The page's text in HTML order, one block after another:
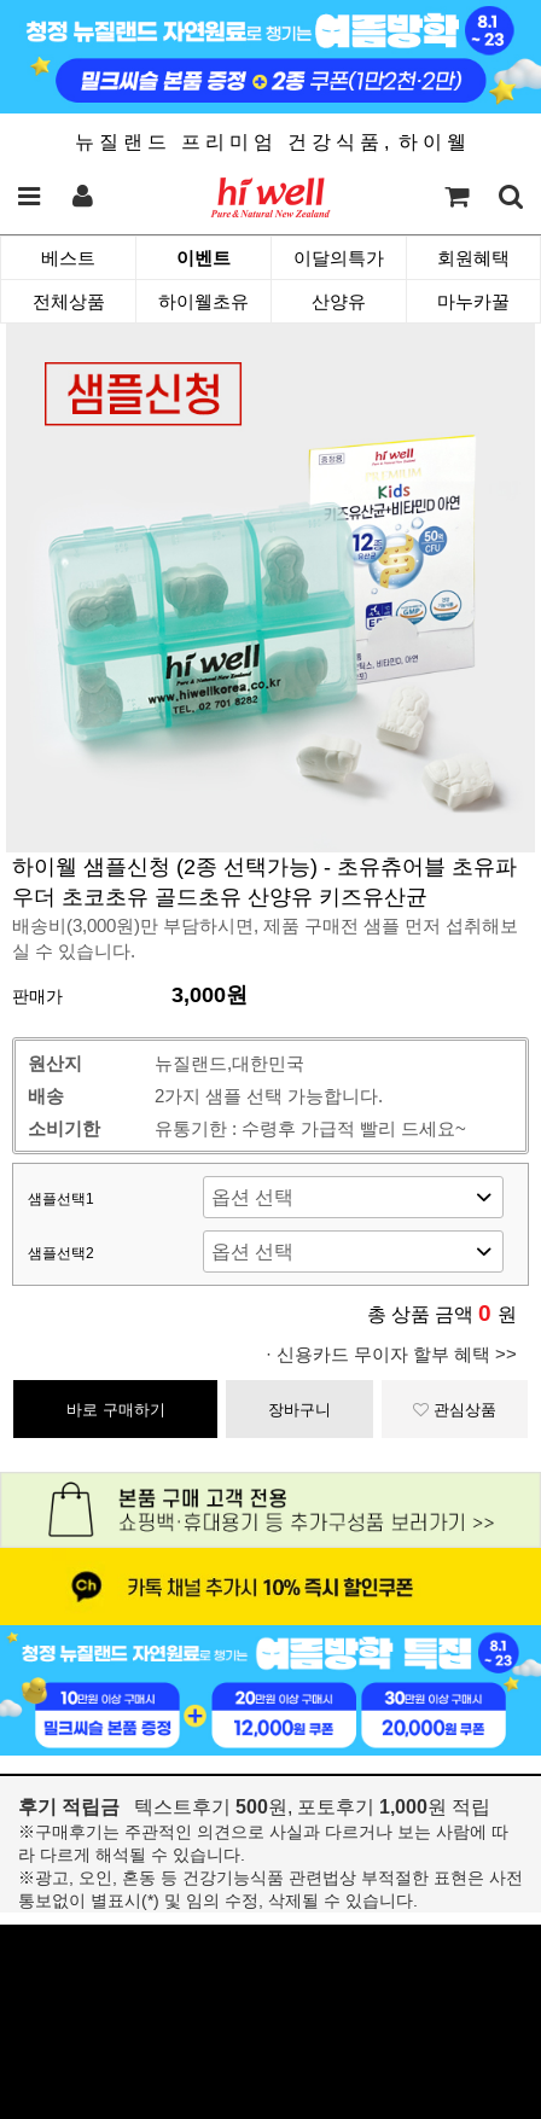
뉴 질 랜 드 프 리 미 엄 건 강 식 품 , 하 이 웰
베스트 이벤트 이달의특가 회원혜택
전체상품 하이웰초유 산양유 마누카꿀
하이웰 샘플신청 (2종 선택가능) - 초유츄어블 초유파
우더 초코초유 골드초유 산양유 키즈유산균
배송비(3,000원)만 부담하시면, 제품 구매전 샘플 먼저 섭취해보
실 수 있습니다.
판매가 3,000원
원산지
뉴질랜드,대한민국
배송
2가지 샘플 선택 가능합니다.
소비기한
유통기한 : 수령후 가급적 빨리 드세요~
샘플선택1
샘플선택2
총 상품 금액 0 원
· 신용카드 무이자 할부 혜택 >>
바로 구매하기 장바구니 관심상품
후기 적립금 텍스트후기 500원, 포토후기 1,000원 적립
※구매후기는 주관적인 의견으로 사실과 다르거나 보는 사람에 따
라 다르게 해석될 수 있습니다.
※광고, 오인, 혼동 등 건강기능식품 관련법상 부적절한 표현은 사전
통보없이 별표시(*) 및 임의 수정, 삭제될 수 있습니다.